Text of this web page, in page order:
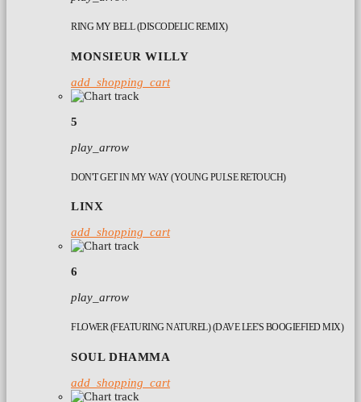
RING MY BELL (DISCODELIC REMIX)
MONSIEUR WILLY
add_shopping_cart
5
play_arrow
DON'T GET IN MY WAY (YOUNG PULSE RETOUCH)
LINX
add_shopping_cart
6
play_arrow
FLOWER (FEATURING NATUREL) (DAVE LEE'S BOOGIEFIED MIX)
SOUL DHAMMA
add_shopping_cart